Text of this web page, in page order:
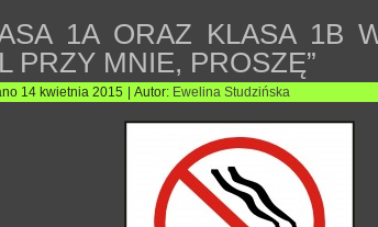
1A ORAZ KLASA 1B
PRZY MNIE, PROSZĘ”
14 kwietnia 2015 Autor: Ewelina Studzińska